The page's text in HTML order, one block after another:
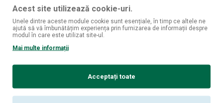
claritatea și vâscozitatea excepțională a acestui rom.
Specificații:
Nicaragua (San Cristóbal).
Maturare:Slow-Aged (Maturat natural în butoaie de
Acest site utilizează cookie-uri.
Unele dintre aceste module cookie sunt esențiale, în timp ce altele ne
ajută să vă îmbunătățim experiența prin furnizarea de informații despre
modul în care este utilizat site-ul.
Mai multe informații
Acceptați toate